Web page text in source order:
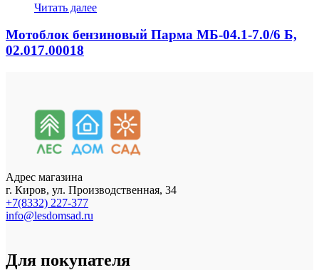
Читать далее
Мотоблок бензиновый Парма МБ-04.1-7.0/6 Б,
02.017.00018
Адрес магазина
г. Киров, ул. Производственная, 34
+7(8332) 227-377
info@lesdomsad.ru
Для покупателя